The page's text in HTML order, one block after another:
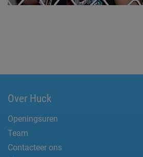
Over Huck
Openingsuren
Team
Contacteer ons